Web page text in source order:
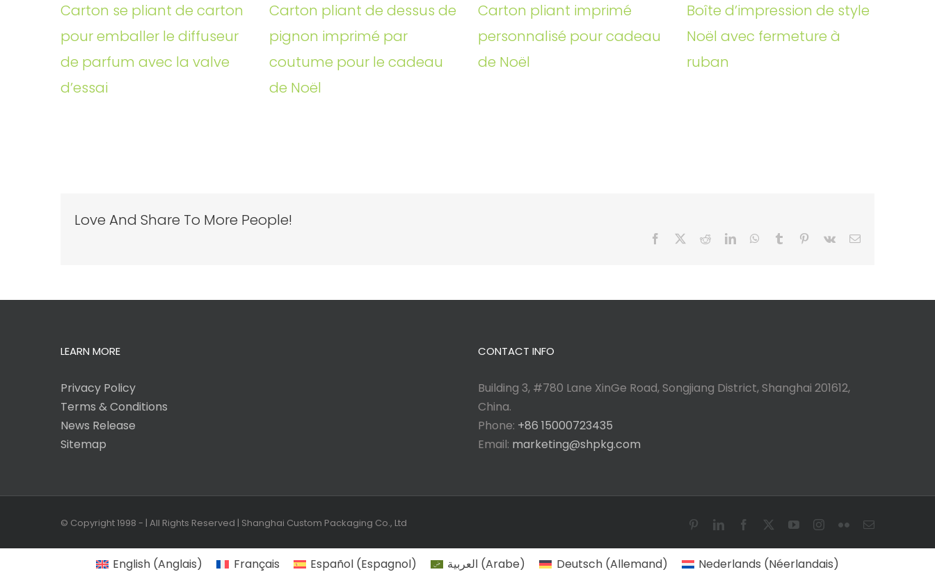
Carton se pliant de carton
pour emballer le diffuseur
de parfum avec la valve
d’essai
Carton pliant de dessus de
pignon imprimé par
coutume pour le cadeau
de Noël
Carton pliant imprimé
personnalisé pour cadeau
de Noël
Boîte d’impression de style
Noël avec fermeture à
ruban
Love And Share To More People!
Facebook RedditLinkedInWhatsApp
Tumblr Pinterest
Vk Email
LEARN MORE
Privacy Policy
Terms & Conditions
News Release
Sitemap
CONTACT INFO
Building 3, #780 Lane XinGe Road, Songjiang District, Shanghai 201612,
China.
Phone: +86 15000723435
Email: marketing@shpkg.com
© Copyright 1998 - | All Rights Reserved | Shanghai Custom Packaging Co., Ltd PinterestLinkedInFacebook YouTubeInstagram
FlickrEmail
English (Anglais) Français Español (Espagnol) العربية (Arabe) Deutsch(Allemand) Nederlands (Néerlandais)